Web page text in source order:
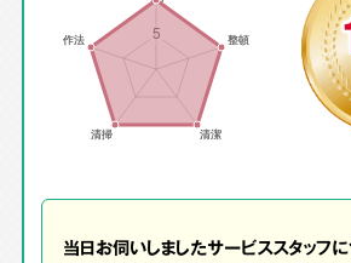
当日お伺いしましたサービススタッフに